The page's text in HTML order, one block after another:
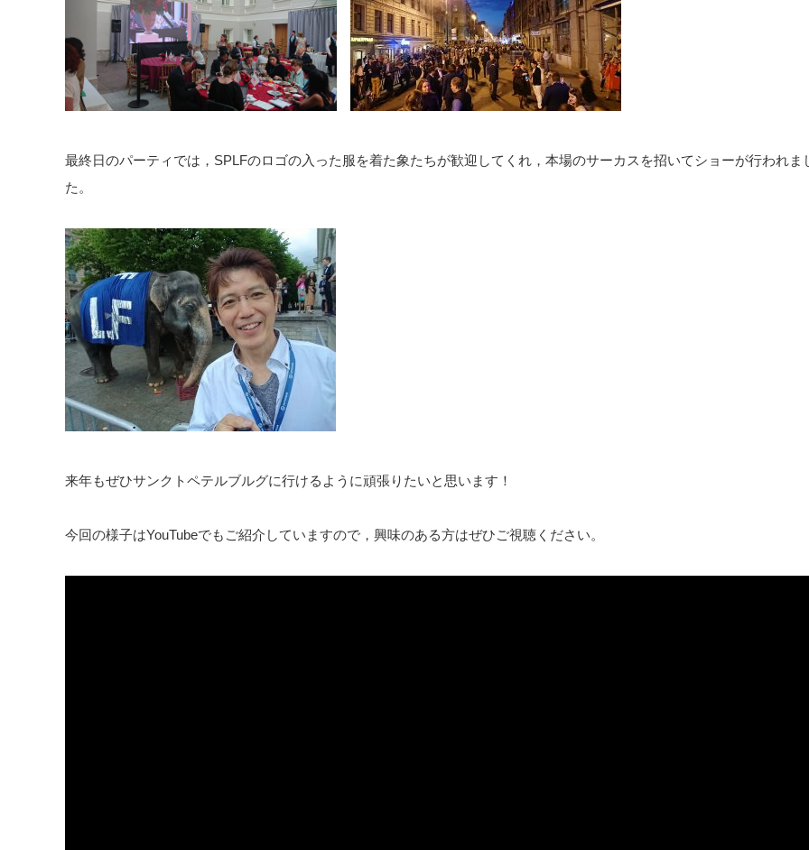
最終日のパーティでは，SPLFのロゴの入った服を着た象たちが歓迎してくれ，本場のサーカスを招いてショーが行われま
た。
来年もぜひサンクトペテルブルグに行けるように頑張りたいと思います！
今回の様子はYouTubeでもご紹介していますので，興味のある方はぜひご視聴ください。